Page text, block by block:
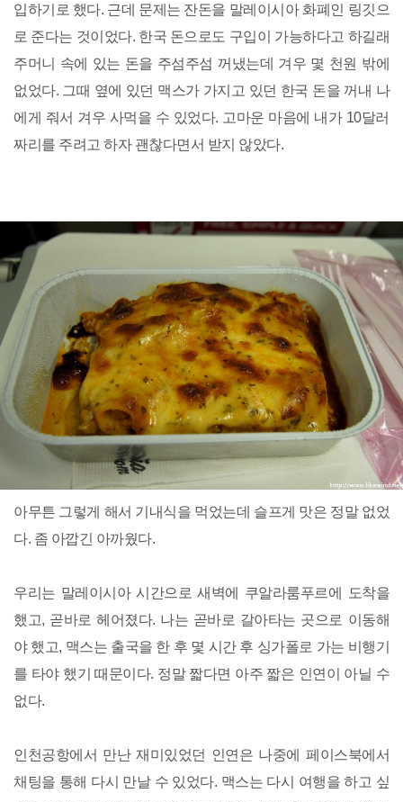
입하기로 했다. 근데 문제는 잔돈을 말레이시아 화폐인 링깃으
로 준다는 것이었다. 한국 돈으로도 구입이 가능하다고 하길래
주머니 속에 있는 돈을 주섬주섬 꺼냈는데 겨우 몇 천원 밖에
없었다. 그때 옆에 있던 맥스가 가지고 있던 한국 돈을 꺼내 나
에게 줘서 겨우 사먹을 수 있었다. 고마운 마음에 내가 10달러
짜리를 주려고 하자 괜찮다면서 받지 않았다.
아무튼 그렇게 해서 기내식을 먹었는데 슬프게 맛은 정말 없었
다. 좀 아깝긴 아까웠다.
우리는 말레이시아 시간으로 새벽에 쿠알라룸푸르에 도착을
했고, 곧바로 헤어졌다. 나는 곧바로 갈아타는 곳으로 이동해
야 했고, 맥스는 출국을 한 후 몇 시간 후 싱가폴로 가는 비행기
를 타야 했기 때문이다. 정말 짧다면 아주 짧은 인연이 아닐 수
없다.
인천공항에서 만난 재미있었던 인연은 나중에 페이스북에서
채팅을 통해 다시 만날 수 있었다. 맥스는 다시 여행을 하고 싶